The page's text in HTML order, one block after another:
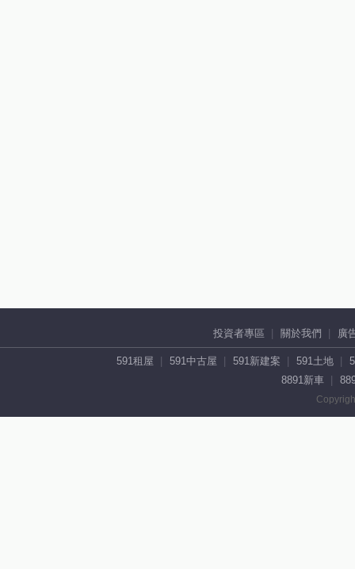
投資者專區 關於我們 廣
591租屋 591中古屋 591新建案 591土地
8891新車